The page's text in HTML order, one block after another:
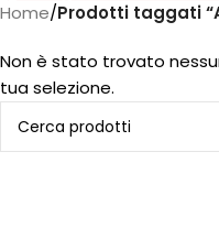
Home/Prodotti taggati
Non è stato trovato
tua selezione.